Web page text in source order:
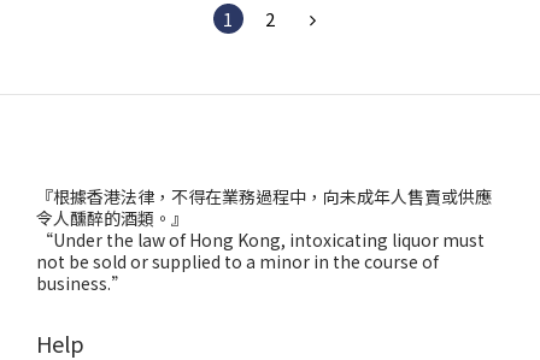
1 2
『根據香港法律，不得在業務過程中，向未成年人售賣或供應
令人醺醉的酒類。』
“Under the law of Hong Kong, intoxicating liquor must
not be sold or supplied to a minor in the course of
business.”
Help